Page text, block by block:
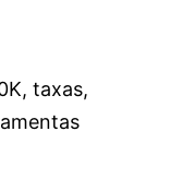
taxas,